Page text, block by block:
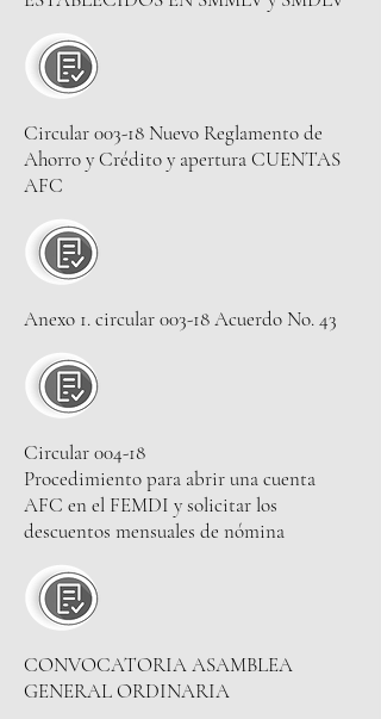
Circular 003-18 Nuevo Reglamento de
Ahorro y Crédito y apertura CUENTAS
AFC
Anexo 1. circular 003-18 Acuerdo No. 43
Circular 004-18
Procedimiento para abrir una cuenta
AFC en el FEMDI y solicitar los
descuentos mensuales de nómina
CONVOCATORIA ASAMBLEA
GENERAL ORDINARIA